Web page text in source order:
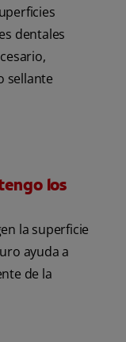
dentales
sellante
los
la superficie
ayuda a
de la